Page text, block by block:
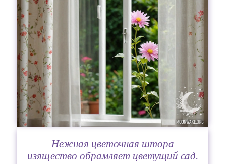
Нежная цветочная штора
изящество обрамляет цветущий сад.